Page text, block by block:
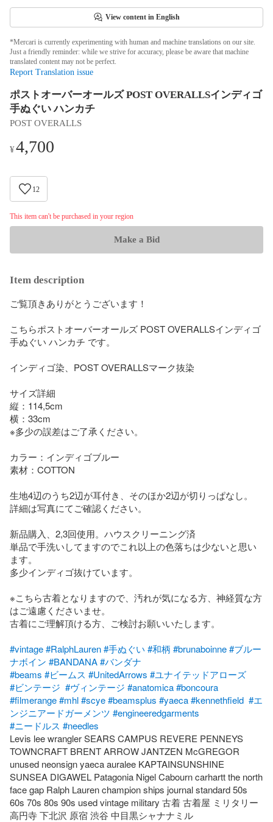
View content in English
*Mercari is currently experimenting with human and machine translations on our site.
Just a friendly reminder: while we strive for accuracy, please be aware that machine
translated content may not be perfect.
Report Translation issue
ポストオーバーオールズ POST OVERALLSインディゴ
手ぬぐい ハンカチ
POST OVERALLS
¥4,700
12
This item can't be purchased in your region
Make a Bid
Item description
ご覧頂きありがとうございます！
こちらポストオーバーオールズ POST OVERALLSインディゴ
手ぬぐい ハンカチ です。
インディゴ染、POST OVERALLSマーク抜染
サイズ詳細
縦：114,5cm
横：33cm
※多少の誤差はご了承ください。
カラー：インディゴブルー
素材：COTTON
生地4辺のうち2辺が耳付き、そのほか2辺が切りっぱなし。
詳細は写真にてご確認ください。
新品購入、2,3回使用。ハウスクリーニング済
単品で手洗いしてますのでこれ以上の色落ちは少ないと思い
ます。
多少インディゴ抜けています。
※こちら古着となりますので、汚れが気になる方、神経質な方
はご遠慮くださいませ。
古着にご理解頂ける方、ご検討お願いいたします。
#vintage#RalphLauren#手ぬぐい #和柄 #brunaboinne#ブルー
ナボイン #BANDANA#バンダナ
#beams #ビームス #UnitedArrows #ユナイテッドアローズ
#ビンテージ #ヴィンテージ #anatomica#boncoura
#filmerange#mhl#scye#beamsplus #yaeca#kennethfield #エ
ンジニアードガーメンツ #engineeredgarments
#ニードルス #needles
Levis lee wrangler SEARS CAMPUS REVERE PENNEYS
TOWNCRAFT BRENT ARROW JANTZEN McGREGOR
unused neonsign yaeca auralee KAPTAINSUNSHINE
SUNSEA DIGAWEL Patagonia Nigel Cabourn carhartt the north
face gap Ralph Lauren champion ships journal standard 50s
60s 70s 80s 90s used vintage military 古着 古着屋 ミリタリー
高円寺 下北沢 原宿 渋谷 中目黒シャナナミル